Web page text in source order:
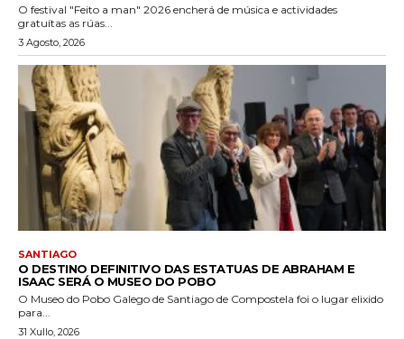
O festival "Feito a man" 2026 encherá de música e actividades
gratuítas as rúas...
3 Agosto, 2026
SANTIAGO
O DESTINO DEFINITIVO DAS ESTATUAS DE ABRAHAM E
ISAAC SERÁ O MUSEO DO POBO
O Museo do Pobo Galego de Santiago de Compostela foi o lugar elixido
para...
31 Xullo, 2026